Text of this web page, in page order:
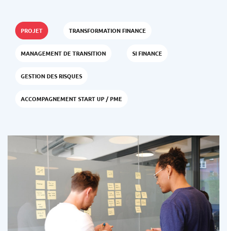
PROJET TRANSFORMATION FINANCE
MANAGEMENT DE TRANSITION SI FINANCE
GESTION DES RISQUES
ACCOMPAGNEMENT START UP / PME